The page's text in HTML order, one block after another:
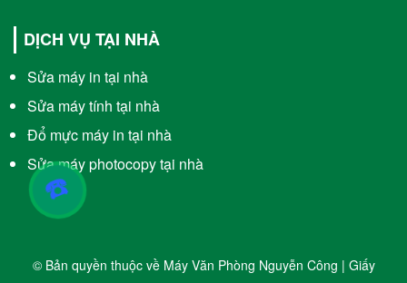
DỊCH VỤ TẠI NHÀ
Sửa máy in tại nhà
Sửa máy tính tại nhà
Đổ mực máy in tại nhà
Sửa máy photocopy tại nhà
© Bản quyền thuộc về Máy Văn Phòng Nguyễn Công | Giấy
☎️